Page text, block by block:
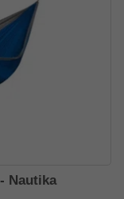
Nautika